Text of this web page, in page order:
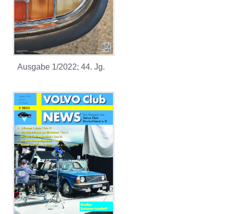
Ausgabe 1/2022; 44. Jg.